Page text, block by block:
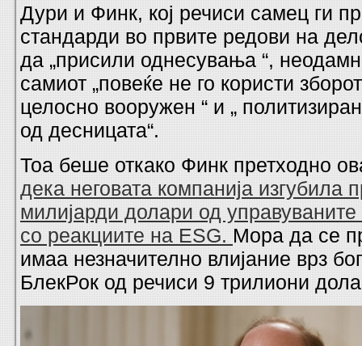
Дури и Финк, кој речиси самец ги
стандарди во првите редови на
да „присили однесувања “,
самиот „повеќе не го користи
целосно вооружен “ и „
од десницата“.
Тоа беше откако Финк претходно
дека неговата компанија изгубила
милијарди долари од
со реакциите на ESG. Мора да се
имаа незначително влијание врз
БлекРок од речиси 9 трилиони